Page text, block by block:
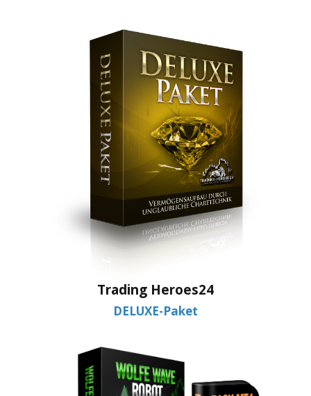
Trading Heroes24
DELUXE-Paket